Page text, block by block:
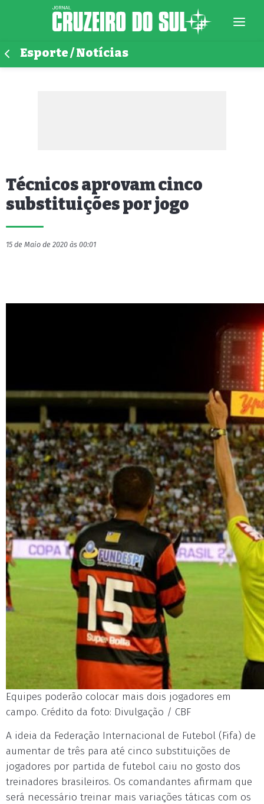
Esporte / Notícias
Técnicos aprovam cinco
substituições por jogo
15 de Maio de 2020 às 00:01
Equipes poderão colocar mais dois jogadores em
campo. Crédito da foto: Divulgação / CBF
A ideia da Federação Internacional de Futebol (Fifa) de
aumentar de três para até cinco substituições de
jogadores por partida de futebol caiu no gosto dos
treinadores brasileiros. Os comandantes afirmam que
será necessário treinar mais variações táticas com os